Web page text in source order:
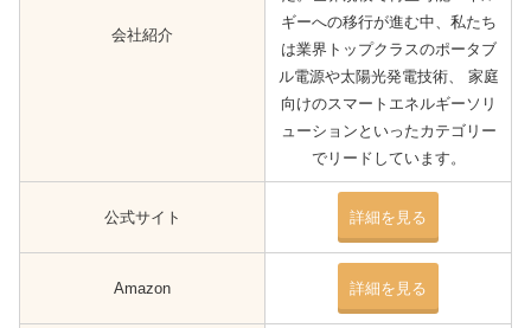
会社紹介
ギーへの移行が進む中、私たち
は業界トップクラスのポータブ
ル電源や太陽光発電技術、 家庭
向けのスマートエネルギーソリ
ューションといったカテゴリー
でリードしています。
公式サイト 詳細を見る
Amazon 詳細を見る